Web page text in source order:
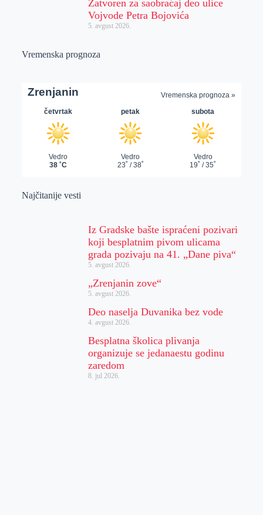
Zatvoren za saobraćaj deo ulice
Vojvode Petra Bojovića
5. avgust 2026.
Vremenska prognoza
Najčitanije vesti
Iz Gradske bašte ispraćeni pozivari
koji besplatnim pivom ulicama
grada pozivaju na 41. „Dane piva“
5. avgust 2026.
„Zrenjanin zove“
5. avgust 2026.
Deo naselja Duvanika bez vode
4. avgust 2026.
Besplatna školica plivanja
organizuje se jedanaestu godinu
zaredom
8. jul 2026.